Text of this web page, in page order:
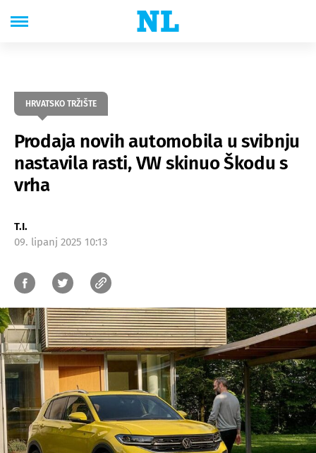
HRVATSKO TRŽIŠTE
Prodaja novih automobila u svibnju
nastavila rasti, VW skinuo Škodu s
vrha
T.I.
09. lipanj 2025 10:13